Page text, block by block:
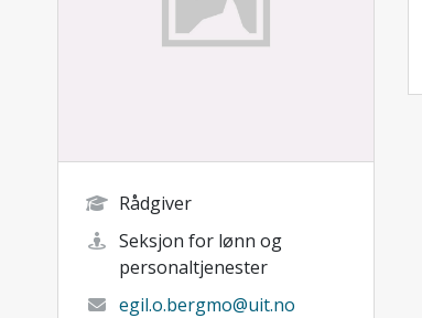
Rådgiver
Seksjon for lønn og
personaltjenester
egil.o.bergmo@uit.no